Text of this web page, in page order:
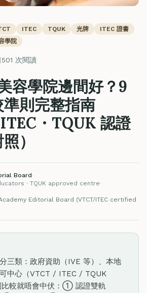
ITEC TQUK 光牌
ITEC 證書
學院
501 次閱讀
容學院邊間好？9
則完整指南
ITEC・TQUK 認證
）
Board·
· TQUK approved centre·
Editorial Board (VTCT/ITEC certified
三類：政府資助（IVE 等）、本地
中心（VTCT / ITEC / TQUK
比較就唔會中伏：① 認證雙軌